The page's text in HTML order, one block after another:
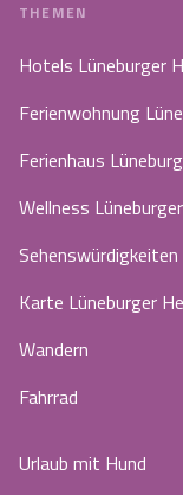
THEMEN
Hotels Lüneburger
Ferienwohnung
Ferienhaus
Wellness
Sehenswürdigkeiten
Karte Lüneburger
Wandern
Fahrrad
Urlaub mit Hund